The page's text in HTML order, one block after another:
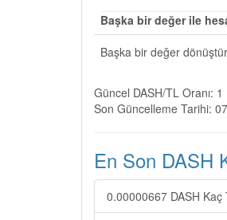
Başka bir değer ile
Başka bir değer
Güncel DASH/TL Oranı:
Son Güncelleme Tarihi:
En Son DASH
0.00000667 DASH Kaç